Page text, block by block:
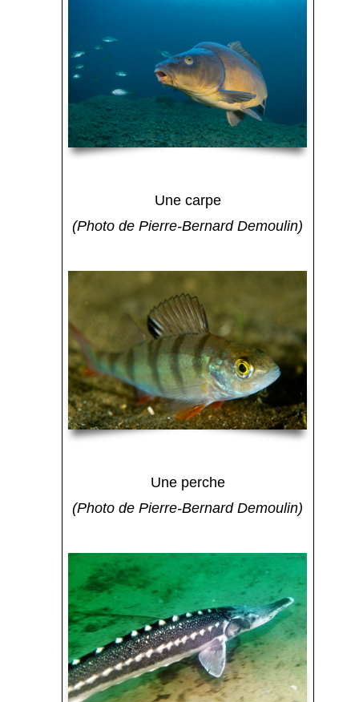
Une carpe
(Photo de Pierre-Bernard Demoulin)
Une perche
(Photo de Pierre-Bernard Demoulin)